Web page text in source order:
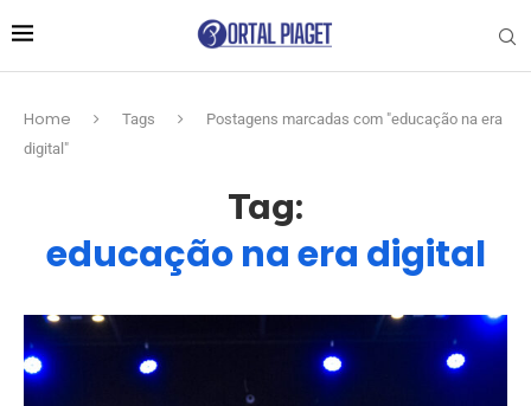
Home Tags
Postagens marcadas com "educação na era
digital"
Tag:
educação na era digital